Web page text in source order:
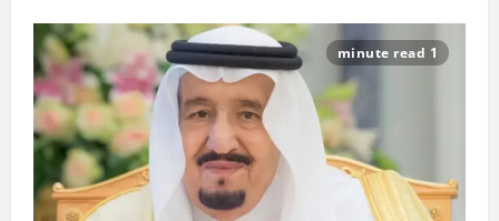
1 minute read